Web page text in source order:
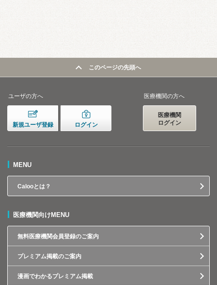
このページの先頭へ
ユーザの方へ
新規ユーザ登録 ログイン
医療機関の方へ
医療機関
ログイン
MENU
Calooとは？
医療機関向けMENU
無料医療機関会員登録のご案内
プレミアム掲載のご案内
漫画でわかるプレミアム掲載